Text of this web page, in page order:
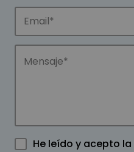
He leído y acepto la